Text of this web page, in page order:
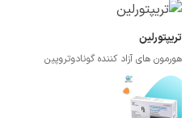
تریپتورلین
هورمون های آزاد کننده گونادوتروپین